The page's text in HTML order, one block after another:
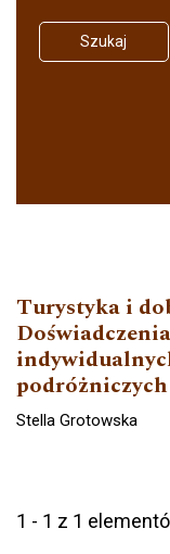
Szukaj
Turystyka i
podróżniczych
Stella Grotowska
1 - 1 z 1